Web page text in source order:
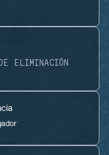
ELIMINACIÓN